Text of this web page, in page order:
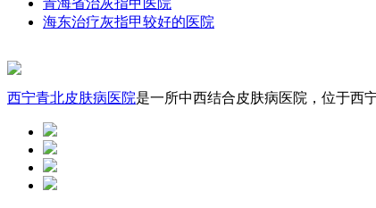
青海省治灰指甲医院
海东治疗灰指甲较好的医院
西宁青北皮肤病医院是一所中西结合皮肤病医院，位于西